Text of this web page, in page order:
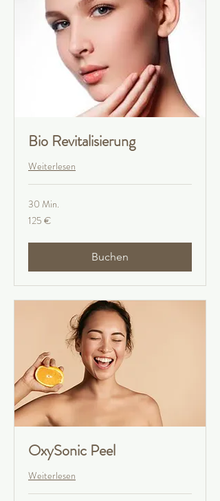
Bio Revitalisierung
Weiterlesen
30 Min.
125
Euro
125 €
Buchen
OxySonic Peel
Weiterlesen